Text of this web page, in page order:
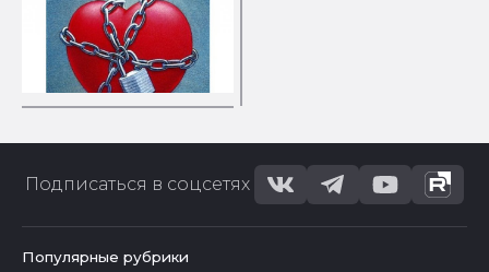
Подписаться в соцсетях
Популярные рубрики